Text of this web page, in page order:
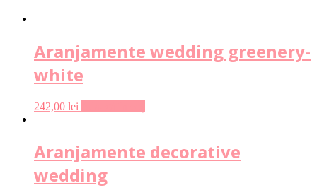
Aranjamente wedding greenery-
white
242,00 lei
Aranjamente decorative
wedding